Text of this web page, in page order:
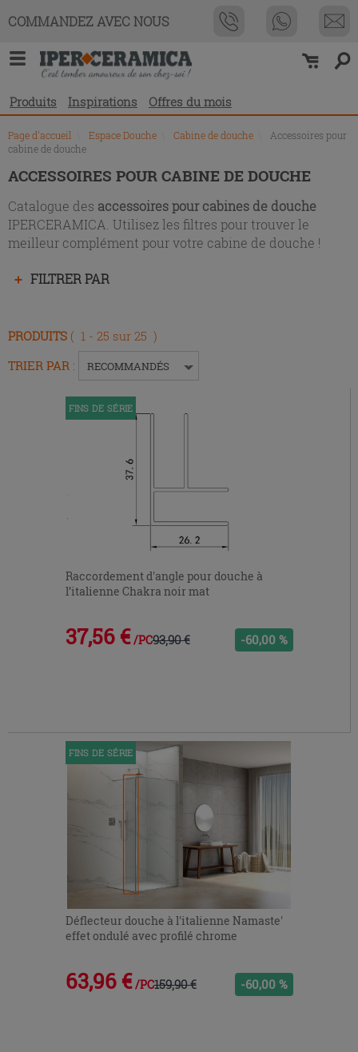
COMMANDEZ AVEC NOUS
Produits Inspirations Offres du mois
Page d'accueil Espace Douche Cabine de douche
Accessoires pour
cabine de douche
ACCESSOIRES POUR CABINE DE DOUCHE
Catalogue des accessoires pour cabines de douche
IPERCERAMICA. Utilisez les filtres pour trouver le
meilleur complément pour votre cabine de douche !
des
FILTRER PAR
Appuyez
Entrée
pour
développer
PRODUITS ( 1 - 25 sur 25 )
TRIER PAR : RECOMMANDÉS
FINS DE SÉRIE
Raccordement d'angle pour douche à
l’italienne Chakra noir mat
37,56 € /PC93,90 € -60,00 %
FINS DE SÉRIE
Déflecteur douche à l'italienne Namaste'
effet ondulé avec profilé chrome
63,96 € /PC159,90 € -60,00 %